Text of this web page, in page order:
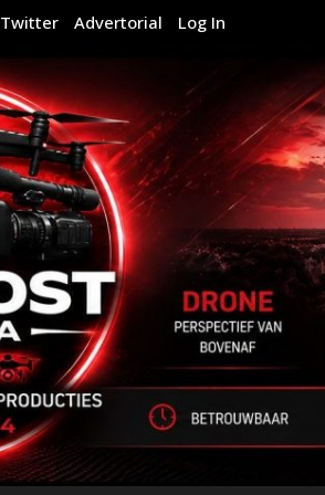
Twitter Advertorial Log In